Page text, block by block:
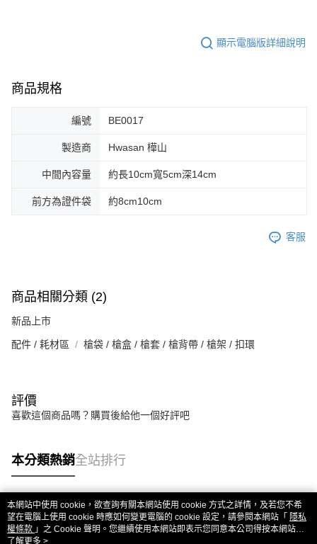
顯示電腦版詳細說明
商品規格
編號 BE0017
製造商 Hwasan 樺山
中間內容量 約長10cm寬5cm深14cm
前方為證件袋 約8cm10cm
客服
商品相關分類 (2)
新品上市
配件 / 耗材區 槍袋 / 槍盒 / 槍套 / 槍背帶 / 槍架 / 扣環
評價
喜歡這個商品嗎？購買後給他一個好評吧
本分類熱銷全站排行
熱門標籤
本網站中使用 cookie，欲查詢有關本網站使用 cookie 方式之詳情，及若您不希
望在電腦上使用 cookie 時應如何變更電腦的 cookie 設定，請參閱本網站「 隱私
權條款 」之 Cookie 聲明。您繼續使用本網站即表示您同意本公司得按本網站使
用條款之 Cookie 聲明使用 cookie。
了解更多 >